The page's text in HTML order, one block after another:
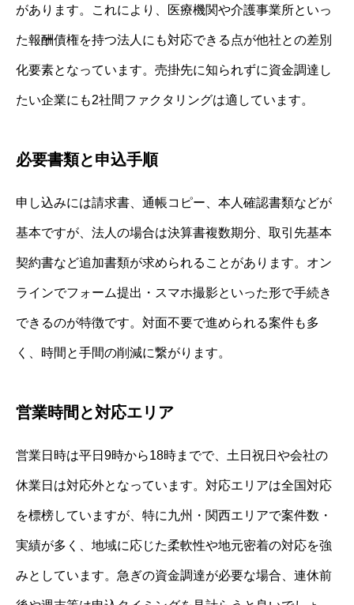
があります。これにより、医療機関や介護事業所といっ
た報酬債権を持つ法人にも対応できる点が他社との差別
化要素となっています。売掛先に知られずに資金調達し
たい企業にも2社間ファクタリングは適しています。
必要書類と申込手順
申し込みには請求書、通帳コピー、本人確認書類などが
基本ですが、法人の場合は決算書複数期分、取引先基本
契約書など追加書類が求められることがあります。オン
ラインでフォーム提出・スマホ撮影といった形で手続き
できるのが特徴です。対面不要で進められる案件も多
く、時間と手間の削減に繋がります。
営業時間と対応エリア
営業日時は平日9時から18時までで、土日祝日や会社の
休業日は対応外となっています。対応エリアは全国対応
を標榜していますが、特に九州・関西エリアで案件数・
実績が多く、地域に応じた柔軟性や地元密着の対応を強
みとしています。急ぎの資金調達が必要な場合、連休前